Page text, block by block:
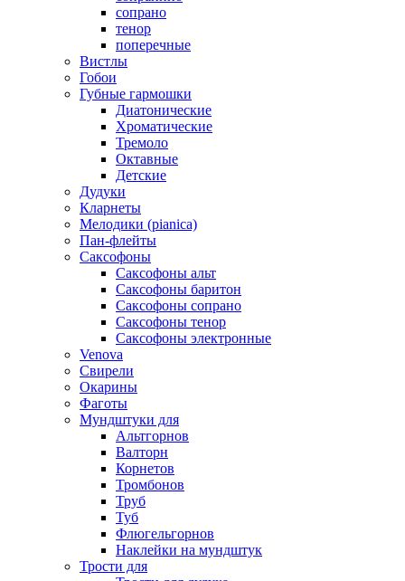
сопрано
тенор
поперечные
Вистлы
Гобои
Губные гармошки
Диатонические
Хроматические
Тремоло
Октавные
Детские
Дудуки
Кларнеты
Мелодики (pianica)
Пан-флейты
Саксофоны
Саксофоны альт
Саксофоны баритон
Саксофоны сопрано
Саксофоны тенор
Саксофоны электронные
Venova
Свирели
Окарины
Фаготы
Мундштуки для
Альтгорнов
Валторн
Корнетов
Тромбонов
Труб
Туб
Флюгельгорнов
Наклейки на мундштук
Трости для